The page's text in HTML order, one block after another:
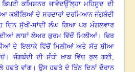
ਕਮਿਸ਼ਨਰ ਜਾਵੇਦਉੱਲ੍ਹਾ ਮਹਿਸੂਦ ਦੀ
ਕਬੀਲਿਆਂ ਦੇ ਸਰਦਾਰਾਂ ਦਰਮਿਆਨ ਜੰਗਬੰਦੀ
ਦਿਨ ਸੁੱਖੀਂ-ਸਾਂਦੀਂ ਲੰਘ ਗਿਆ ਪਰ ਮੰਗਲਵਾਰ
ਲਾਸ਼ਾਂ ਲੋਅਰ ਕੁਰਮ ਵਿੱਚੋਂ ਮਿਲੀਆਂ। ਫਿਰ
ਦੇ ਇਲਾਕੇ ਵਿੱਚੋਂ ਮਿਲੀਆਂ ਅਤੇ ਸੱਤ ਸ਼ੀਆ
।ਜੰਗਬੰਦੀ ਦੀ ਸੰਧੀ ਖ਼ਾਕ ਵਿੱਚ ਰੁਲ ਗਈ,
ਹਫ਼ਤੇ ਵਾਂਗ।ਉਸ ਹਫ਼ਤੇ ਦੇ ਤਿੰਨ ਦਿਨਾਂ ਦੌਰਾਨ